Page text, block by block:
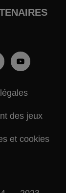
des jeux
et cookies